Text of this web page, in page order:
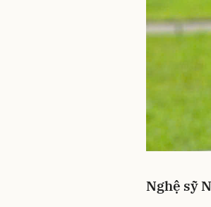
Nghệ sỹ